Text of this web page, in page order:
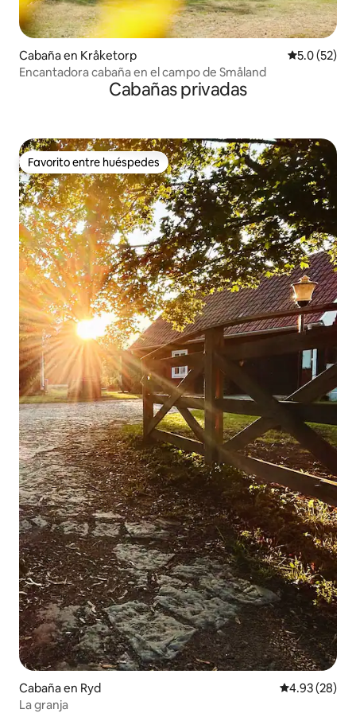
Cabaña en Kråketorp Calificación
5.0 (52)
Encantadora cabaña en el campo de Småland
Cabañas privadas
Favorito entre huéspedes
Favorito entre huéspedes
Cabaña en Ryd Calificación
4.93 (28)
La granja